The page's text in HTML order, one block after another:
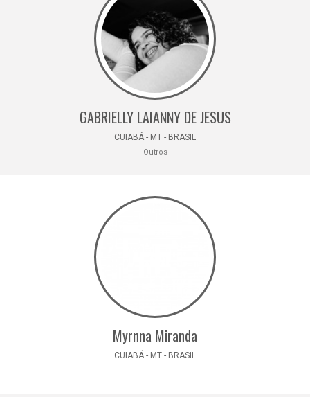
GABRIELLY LAIANNY DE JESUS
CUIABÁ - MT - BRASIL
Outros
Myrnna Miranda
CUIABÁ - MT - BRASIL